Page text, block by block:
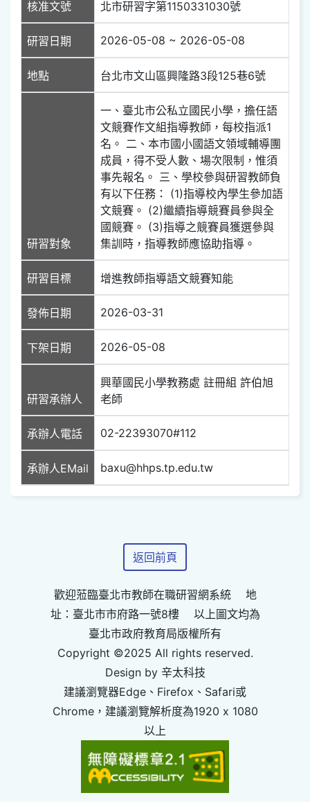
核准文號 北市研習字第1150331030號
研習日期 2026-05-08 ~ 2026-05-08
地點 台北市文山區興隆路3段125巷6號
研習對象
一、臺北市公私立國民小學，擔任語
文競賽作文組指導教師，每校指派1
名。 二、本市國小國語文領域輔導團
成員，得不受人數、場次限制，惟須
事先報名。 三、學校參與研習教師負
有以下任務： (1)指導校內學生參加語
文競賽。 (2)繼續指導競賽員參與全
國競賽。 (3)指導之競賽員獲選參與
集訓時，指導教師應協助指導。
研習目標 增進教師指導語文競賽知能
發佈日期 2026-03-31
下架日期 2026-05-08
研習承辦人
興華國民小學教務處 註冊組 許伯旭
老師
承辦人電話 02-22393070#112
承辦人EMail baxu@hhps.tp.edu.tw
返回前頁
歡迎蒞臨臺北市教師在職研習網系統 地
址：臺北市市府路一號8樓 以上圖文均為
臺北市政府教育局版權所有
Copyright ©2025 All rights reserved.
Design by 辛太科技
建議瀏覽器Edge、Firefox、Safari或
Chrome，建議瀏覽解析度為1920 x 1080
以上